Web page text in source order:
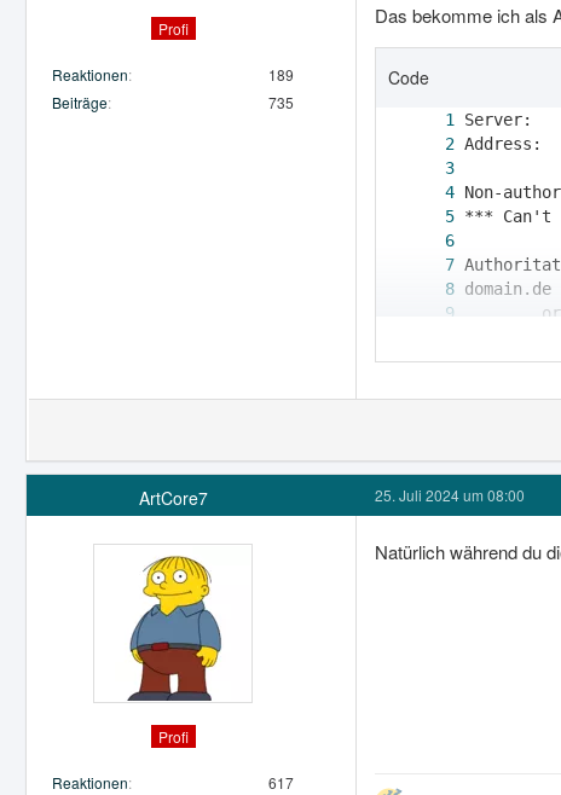
Profi
Reaktionen
189
Beiträge
735
Das bekomme ich als
Code
ArtCore7
Profi
Reaktionen
617
25. Juli 2024 um 08:00
Natürlich während du